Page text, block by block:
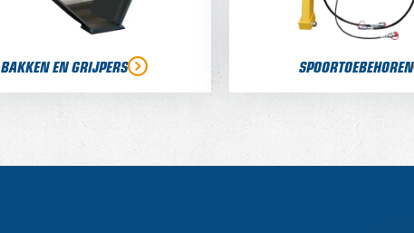
BAKKEN EN GRIJPERS SPOORTOEBEHOREN